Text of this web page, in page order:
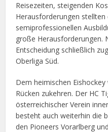
Reisezeiten, steigenden
Herausforderungen stellten
semiprofessionellen
große Herausforderungen.
Entscheidung schließlich
Oberliga Süd.
Dem heimischen
Rücken zukehren. Der HC
österreichischer Verein
besteht auch weiterhin die
den Pioneers Vorarlberg